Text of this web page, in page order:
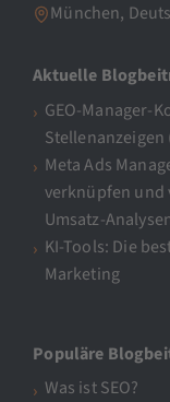
München,
Aktuelle
GEO-Manager-
Stellenanzeigen
Meta Ads
verknüpfen und
Umsatz-
KI-Tools: Die
Marketing
Populäre
Was ist SEO?